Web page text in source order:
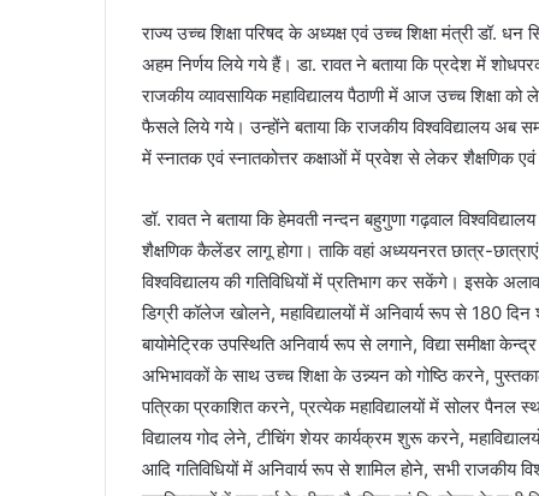
राज्य उच्च शिक्षा परिषद के अध्यक्ष एवं उच्च शिक्षा मंत्री डॉ.
अहम निर्णय लिये गये हैं। डा. रावत ने बताया कि प्रदेश में
राजकीय व्यावसायिक महाविद्यालय पैठाणी में आज उच्च
फैसले लिये गये। उन्होंने बताया कि राजकीय विश्वविद्यालय अब
में स्नातक एवं स्नातकोत्तर कक्षाओं में प्रवेश से लेकर शैक्षणिक
डॉ. रावत ने बताया कि हेमवती नन्दन बहुगुणा गढ़वाल विश्वविद्यालय
शैक्षणिक कैलेंडर लागू होगा। ताकि वहां अध्ययनरत छात्र-
विश्वविद्यालय की गतिविधियों में प्रतिभाग कर सकेंगे। इसके
डिग्री कॉलेज खोलने, महाविद्यालयों में अनिवार्य रूप से 180
बायोमेट्रिक उपस्थिति अनिवार्य रूप से लगाने, विद्या समीक्षा
अभिभावकों के साथ उच्च शिक्षा के उन्न्यन को गोष्ठि करने,
पत्रिका प्रकाशित करने, प्रत्येक महाविद्यालयों में सोलर पैनल
विद्यालय गोद लेने, टीचिंग शेयर कार्यक्रम शुरू करने,
आदि गतिविधियों में अनिवार्य रूप से शामिल होने, सभी राजकीय